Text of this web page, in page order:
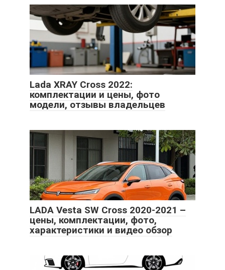
Lada XRAY Cross 2022:
комплектации и цены, фото
модели, отзывы владельцев
LADA Vesta SW Cross 2020-2021 –
цены, комплектации, фото,
характеристики и видео обзор